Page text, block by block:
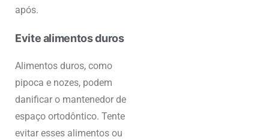
após.
Evite alimentos duros
Alimentos duros, como
pipoca e nozes, podem
danificar o mantenedor de
espaço ortodôntico. Tente
evitar esses alimentos ou